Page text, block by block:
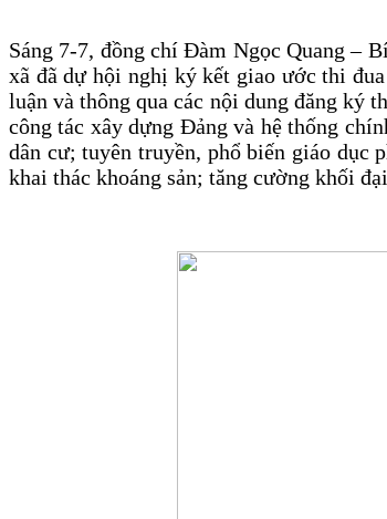
Sáng 7-7, đồng chí Đàm Ngọc Quang –
xã đã dự hội nghị ký kết giao ước thi
luận và thông qua các nội dung đăng ký
công tác xây dựng Đảng và hệ thống
dân cư; tuyên truyền, phổ biến giáo dục
khai thác khoáng sản; tăng cường khối